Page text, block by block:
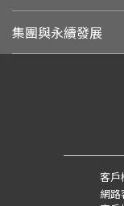
集團與永續發展
客戶
網路